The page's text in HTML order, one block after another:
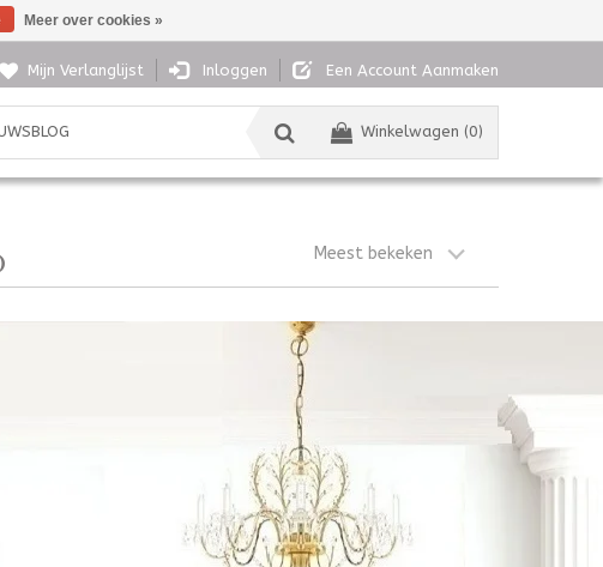
Mijn Verlanglijst Inloggen Een Account Aanmaken
Winkelwagen (0)
Meest bekeken
Meer over cookies »